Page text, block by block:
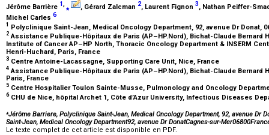
Jérôme Barrière 1,⁎ , Gérard Zalcman 2, Laurent Fignon 3, Nathan Peiffer-
Michel Carles 6
1 Polyclinique Saint-Jean, Medical Oncology Department, 92, avenue Dr Donat,
2 Assistance Publique-Hôpitaux de Paris (AP–HP.Nord), Bichat-Claude Bernard
Institute of Cancer AP–HP North, Thoracic Oncology Department & INSERM
Henri-Huchard, Paris, France
3 Centre Antoine-Lacassagne, Supporting Care Unit, Nice, France
4 Assistance Publique-Hôpitaux de Paris (AP–HP.Nord), Bichat-Claude
Paris, France
5 Centre Hospitalier Toulon Sainte-Musse, Pulmonology and Oncology
6CHU de Nice, hôpital Archet 1, Côte d’Azur University, Infectious Diseases
⁎Jérôme Barriere, Polyclinique Saint-Jean, Medical Oncology Department, 92, avenue Dr
Saint-Jean, Medical Oncology Department92, avenue Dr DonatCagnes-sur-
Le texte complet de cet article est disponible en PDF.